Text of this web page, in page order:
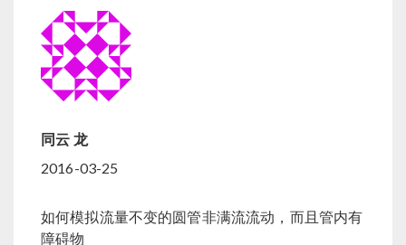
同云 龙
2016-03-25
如何模拟流量不变的圆管非满流流动，而且管内有
障碍物